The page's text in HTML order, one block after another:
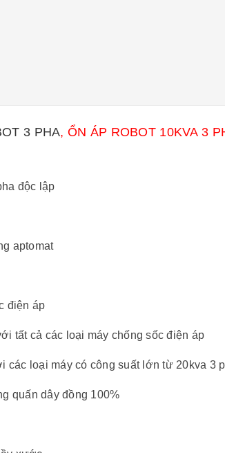
3 PHA, ỔN ÁP ROBOT 10KVA 3
độc lập
aptomat
điện áp
tất cả các loại máy chống sốc điện áp
các loại máy có công suất lớn từ 20kva 3
quấn dây đồng 100%